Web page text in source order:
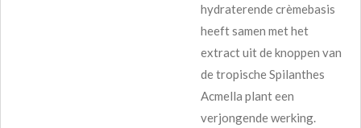
hydraterende crèmebasis
heeft samen met het
extract uit de knoppen van
de tropische Spilanthes
Acmella plant een
verjongende werking.